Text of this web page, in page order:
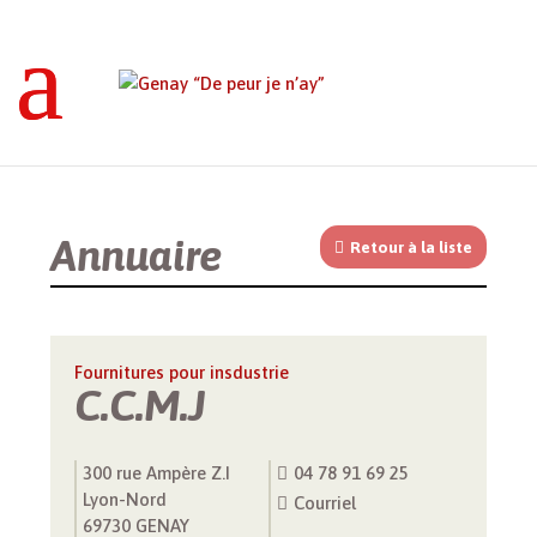
Annuaire Retour à la liste
Fournitures pour insdustrie
C.C.M.J
300 rue Ampère Z.I
Lyon-Nord
69730 GENAY
04 78 91 69 25
Courriel